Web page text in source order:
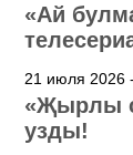
«Ай
21 июля 2026
«Җырлы
узды!